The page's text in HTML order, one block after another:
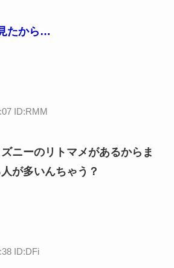
たから…
ID:RMM
ニーのリトマメがあるからま
が多いんちゃう？
ID:DFi